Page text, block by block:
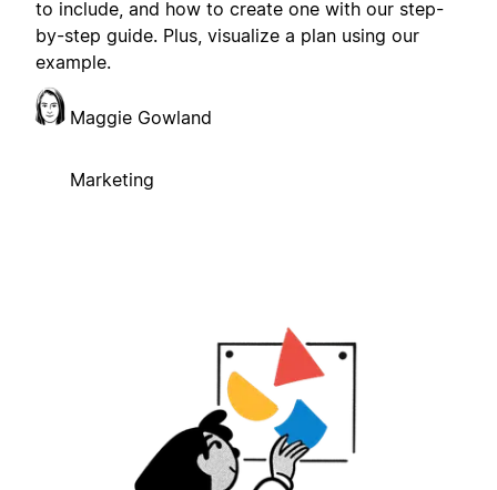
to include, and how to create one with our step-
by-step guide. Plus, visualize a plan using our
example.
Maggie Gowland
Marketing